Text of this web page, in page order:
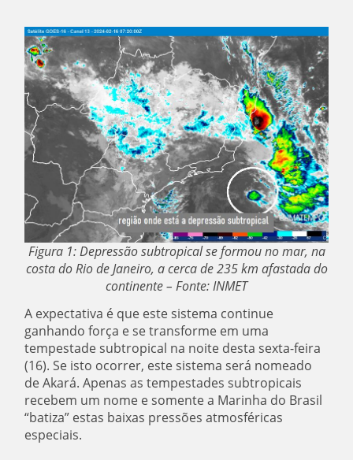
Figura 1: Depressão subtropical se formou no mar, na
costa do Rio de Janeiro, a cerca de 235 km afastada do
continente – Fonte: INMET
A expectativa é que este sistema continue
ganhando força e se transforme em uma
tempestade subtropical na noite desta sexta-feira
(16). Se isto ocorrer, este sistema será nomeado
de Akará. Apenas as tempestades subtropicais
recebem um nome e somente a Marinha do Brasil
“batiza” estas baixas pressões atmosféricas
especiais.